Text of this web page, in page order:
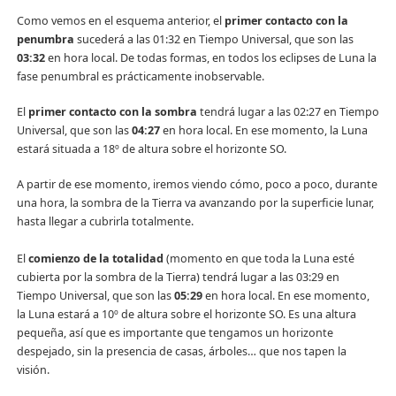
Como vemos en el esquema anterior, el primer contacto con la
penumbra sucederá a las 01:32 en Tiempo Universal, que son las
03:32en hora local. De todas formas, en todos los eclipses de Luna la
fase penumbral es prácticamente inobservable.
El primer contacto con la sombra tendrá lugar a las 02:27 en Tiempo
Universal, que son las04:27en hora local. En ese momento, la Luna
estará situada a 18º de altura sobre el horizonte SO.
A partir de ese momento, iremos viendo cómo, poco a poco, durante
una hora, la sombra de la Tierra va avanzando por la superficie lunar,
hasta llegar a cubrirla totalmente.
Elcomienzo de la totalidad (momento en que toda la Luna esté
cubierta por la sombra de la Tierra) tendrá lugar a las 03:29 en
Tiempo Universal, que son las05:29en hora local. En ese momento,
la Luna estará a 10º de altura sobre el horizonte SO. Es una altura
pequeña, así que es importante que tengamos un horizonte
despejado, sin la presencia de casas, árboles… que nos tapen la
visión.